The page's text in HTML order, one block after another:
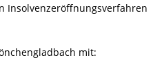
Insolvenzeröffnungsverfahren
mit: